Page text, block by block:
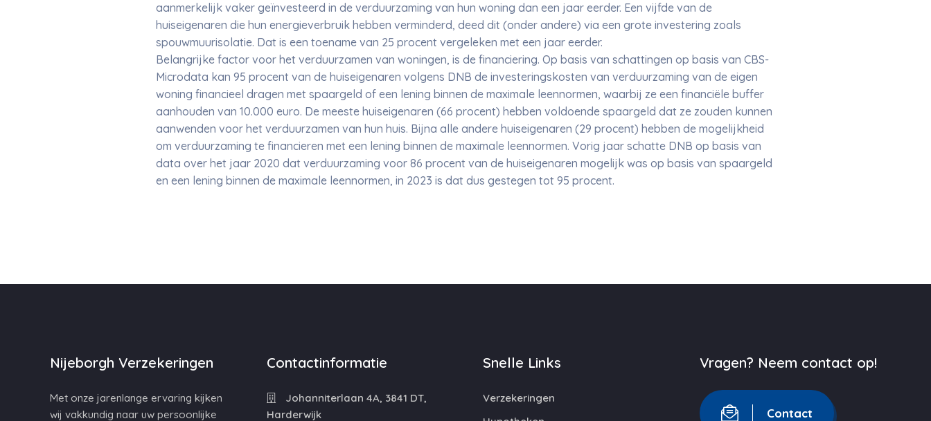
aanmerkelijk vaker geïnvesteerd in de verduurzaming van hun woning dan een jaar eerder. Een vijfde van de
huiseigenaren die hun energieverbruik hebben verminderd, deed dit (onder andere) via een grote investering zoals
spouwmuurisolatie. Dat is een toename van 25 procent vergeleken met een jaar eerder.
Belangrijke factor voor het verduurzamen van woningen, is de financiering. Op basis van schattingen op basis van CBS-
Microdata kan 95 procent van de huiseigenaren volgens DNB de investeringskosten van verduurzaming van de eigen
woning financieel dragen met spaargeld of een lening binnen de maximale leennormen, waarbij ze een financiële buffer
aanhouden van 10.000 euro. De meeste huiseigenaren (66 procent) hebben voldoende spaargeld dat ze zouden kunnen
aanwenden voor het verduurzamen van hun huis. Bijna alle andere huiseigenaren (29 procent) hebben de mogelijkheid
om verduurzaming te financieren met een lening binnen de maximale leennormen. Vorig jaar schatte DNB op basis van
data over het jaar 2020 dat verduurzaming voor 86 procent van de huiseigenaren mogelijk was op basis van spaargeld
en een lening binnen de maximale leennormen, in 2023 is dat dus gestegen tot 95 procent.
Nijeborgh Verzekeringen
Met onze jarenlange ervaring kijken
wij vakkundig naar uw persoonlijke
Contactinformatie
Johanniterlaan 4A, 3841 DT,
Harderwijk
Snelle Links
Verzekeringen
Vragen? Neem contact op!
Contact